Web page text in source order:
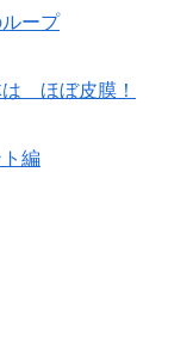
ープ
は ほぼ皮膜！
編